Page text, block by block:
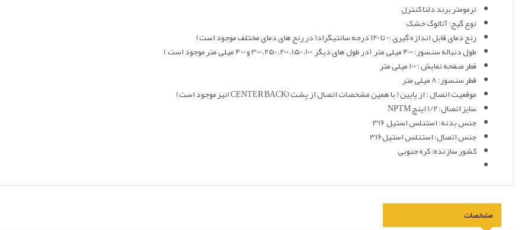
ترمومتر برند دلتا کنترل
نوع گیج: آنالوگ خشک
رنج دمای قابل اندازه گیری :0 تا 120 درجه سانتیگراد( در رنج های دمای مختلف موجود است)
طول دنباله سنسور: 400 میلی متر (در طول های دیگر 100، 150، 200، 250، 300 و 400 میلی متر موجود است )
قطر صفحه نمایش : 100 میلی متر
قطر سنسور: 8 میلی متر
موقعیت اتصال : از پایین ( با همین مشخصات اتصال از پشت (CENTER BACK)نیز موجود است)
سایز اتصال: 1/2 اینچ NPTM
جنس بدنه: استنلس استیل 316
جنس اتصال: استنلس استیل316
کشور سازنده: کره جنوبی
مشخصات